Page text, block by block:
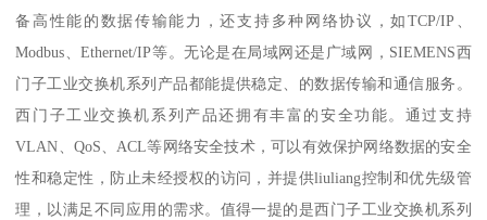
备高性能的数据传输能力，还支持多种网络协议，如TCP/IP、
Modbus、Ethernet/IP等。无论是在局域网还是广域网，SIEMENS西
门子工业交换机系列产品都能提供稳定、的数据传输和通信服务。
西门子工业交换机系列产品还拥有丰富的安全功能。通过支持
VLAN、QoS、ACL等网络安全技术，可以有效保护网络数据的安全
性和稳定性，防止未经授权的访问，并提供liuliang控制和优先级管
理，以满足不同应用的需求。值得一提的是西门子工业交换机系列